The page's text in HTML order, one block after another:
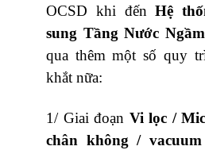
OCSD khi đếnHệ
sung Tầng Nước
qua thêm một số quy
khắt nữa:
1/ Giai đoạn Vi lọc /
chân không / vacuum